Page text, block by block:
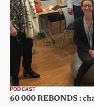
PODCAST
60 000 REBONDS :